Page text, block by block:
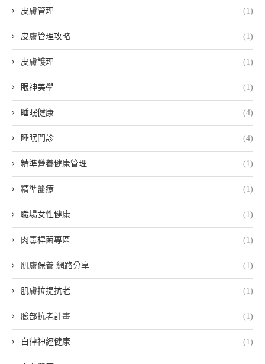
皮膚管理 (1)
皮膚管理攻略 (1)
皮膚護理 (1)
眼神美學 (1)
睡眠健康 (4)
睡眠門診 (4)
精準營養健康管理 (1)
精準醫療 (1)
職場女性健康 (1)
肉毒桿菌專區 (1)
肌膚保養 網路分享 (1)
肌膚拉提抗老 (1)
臉部抗老計畫 (1)
自律神經健康 (1)